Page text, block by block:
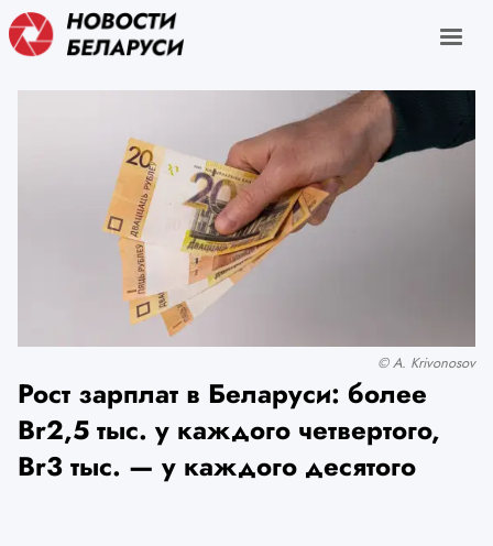
© A. Krivonosov
Рост зарплат в Беларуси: более
Br2,5 тыс. у каждого четвертого,
Br3 тыс. — у каждого десятого